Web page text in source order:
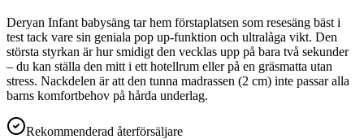
Deryan Infant babysäng tar hem förstaplatsen som resesäng bäst i
test tack vare sin geniala pop up-funktion och ultralåga vikt. Den
största styrkan är hur smidigt den vecklas upp på bara två sekunder
– du kan ställa den mitt i ett hotellrum eller på en gräsmatta utan
stress. Nackdelen är att den tunna madrassen (2 cm) inte passar alla
barns komfortbehov på hårda underlag.
Rekommenderad återförsäljare